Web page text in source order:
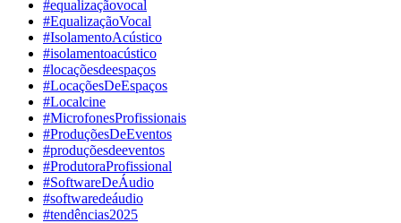
#equalizaçãovocal
#EqualizaçãoVocal
#IsolamentoAcústico
#isolamentoacústico
#locaçõesdeespaços
#LocaçõesDeEspaços
#Localcine
#MicrofonesProfissionais
#ProduçõesDeEventos
#produçõesdeeventos
#ProdutoraProfissional
#SoftwareDeÁudio
#softwaredeáudio
#tendências2025